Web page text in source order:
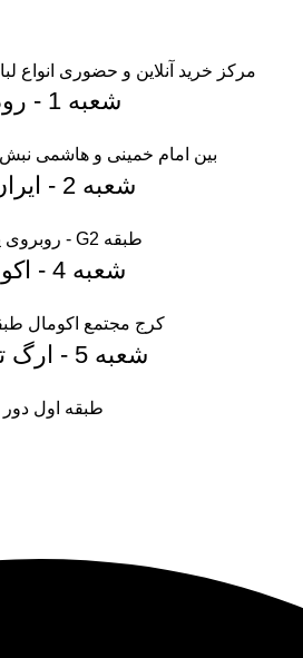
مرکز خرید آنلاین و حضوری
شعبه 1 - رودکی
بین امام خمینی و هاشمی
شعبه 2 - ایران مال
طبقه G2 - روبروی پیست یخ
شعبه 4 - اکو مال
کرج مجتمع اکومال
شعبه 5 - ارگ تجریش
طبقه اول دور